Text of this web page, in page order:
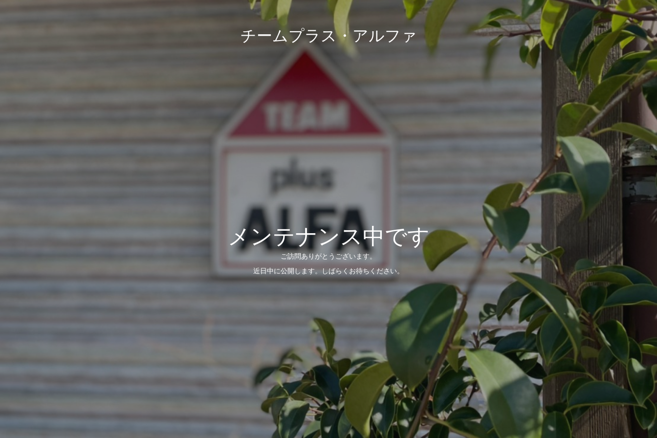
チームプラス・アルファ
メンテナンス中です
ご訪問ありがとうございます。
近日中に公開します。しばらくお待ちください。